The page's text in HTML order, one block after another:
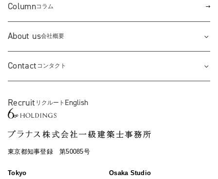
About us会社概要
Columnコラム
Contact コンタクト
Recruit リクルート English
東京都知事登録 第50085号
Tokyo
Osaka Studio